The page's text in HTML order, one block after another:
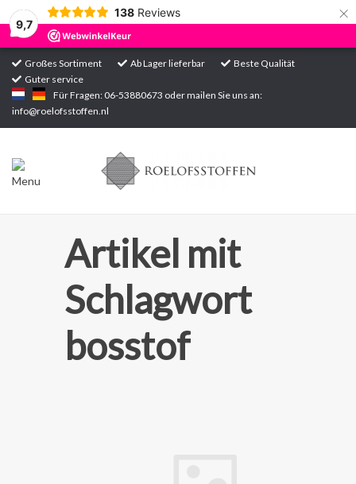
9,7
138 Reviews ×
Großes Sortiment Ab Lager lieferbar
Beste Qualität
Guter service
Für Fragen: 06-53880673 oder mailen Sie uns an:
info@roelofsstoffen.nl
Startseite
Sortiment
Artikel mit
Schlagwort
bosstof